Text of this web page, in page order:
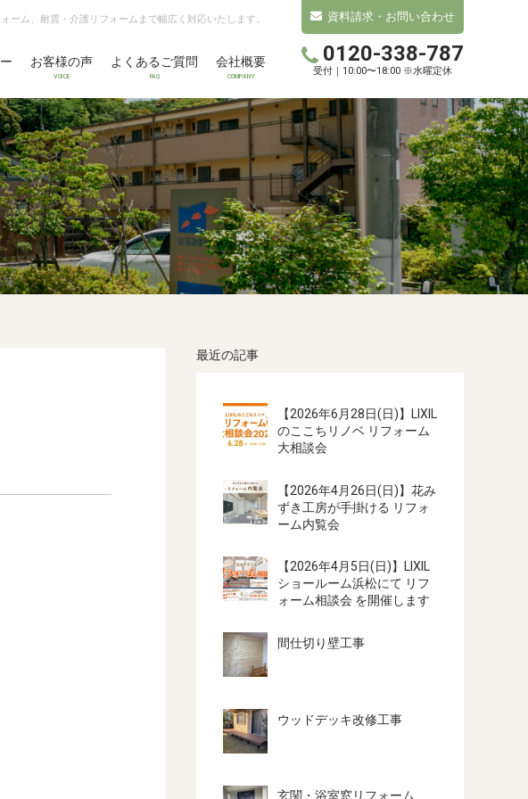
ム、耐震・介護リフォームまで幅広く対応いたします。
お客様の声
VOICE
よくあるご質問
FAQ
会社概要
COMPANY
資料請求・お問い合わせ
0120-338-787
受付｜10:00〜18:00 ※水曜定休
最近の記事
【2026年6月28日(日)】LIXIL
のここちリノベ リフォーム
大相談会
【2026年4月26日(日)】花み
ずき工房が手掛ける リフォ
ーム内覧会
【2026年4月5日(日)】LIXIL
ショールーム浜松にて リフ
ォーム相談会 を開催します
間仕切り壁工事
ウッドデッキ改修工事
玄関・浴室窓リフォーム